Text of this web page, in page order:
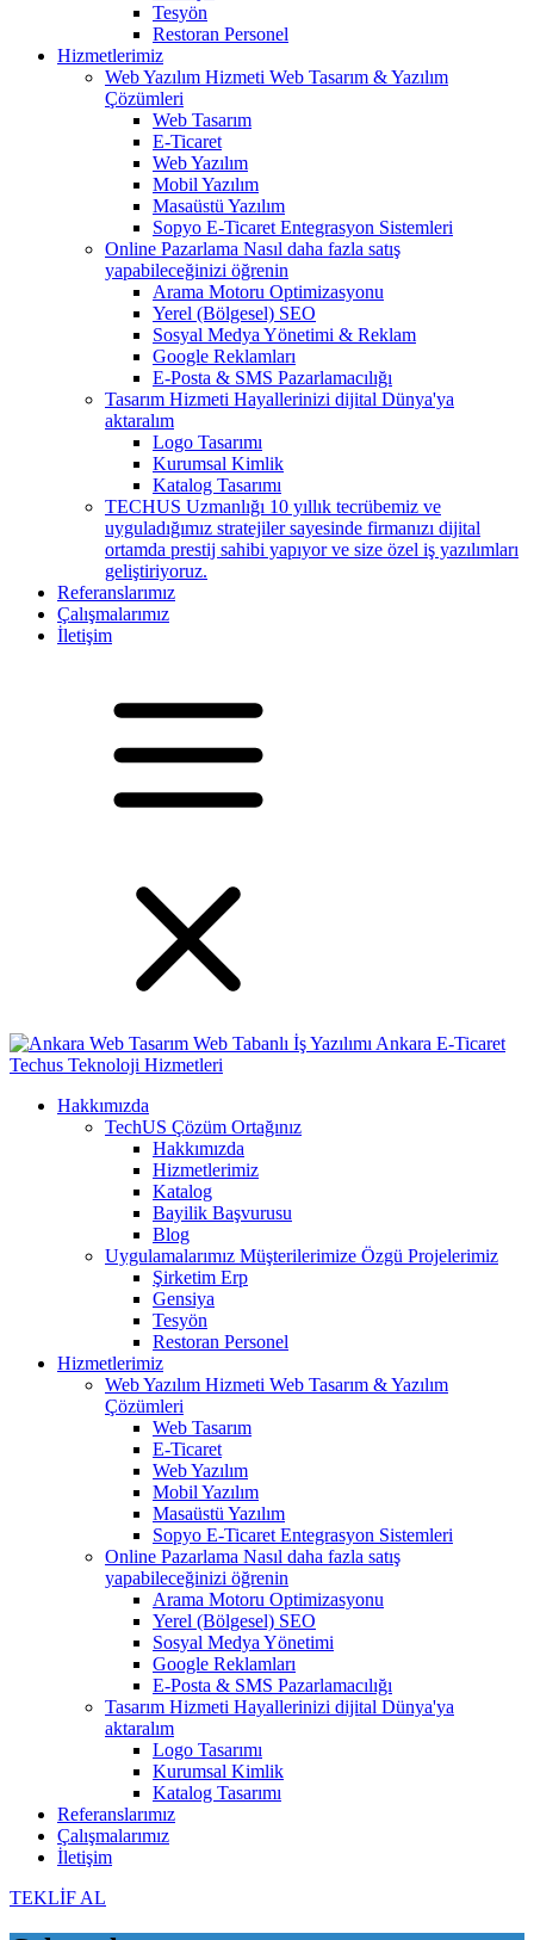
Tesyön
Restoran Personel
Hizmetlerimiz
Web Yazılım Hizmeti Web Tasarım & Yazılım
Çözümleri
Web Tasarım
E-Ticaret
Web Yazılım
Mobil Yazılım
Masaüstü Yazılım
Sopyo E-Ticaret Entegrasyon Sistemleri
Online Pazarlama Nasıl daha fazla satış
yapabileceğinizi öğrenin
Arama Motoru Optimizasyonu
Yerel (Bölgesel) SEO
Sosyal Medya Yönetimi & Reklam
Google Reklamları
E-Posta & SMS Pazarlamacılığı
Tasarım Hizmeti Hayallerinizi dijital Dünya'ya
aktaralım
Logo Tasarımı
Kurumsal Kimlik
Katalog Tasarımı
TECHUS Uzmanlığı 10 yıllık tecrübemiz ve
uyguladığımız stratejiler sayesinde firmanızı dijital
ortamda prestij sahibi yapıyor ve size özel iş yazılımları
geliştiriyoruz.
Referanslarımız
Çalışmalarımız
İletişim
Hakkımızda
TechUS Çözüm Ortağınız
Hakkımızda
Hizmetlerimiz
Katalog
Bayilik Başvurusu
Blog
Uygulamalarımız Müşterilerimize Özgü Projelerimiz
Şirketim Erp
Gensiya
Tesyön
Restoran Personel
Hizmetlerimiz
Web Yazılım Hizmeti Web Tasarım & Yazılım
Çözümleri
Web Tasarım
E-Ticaret
Web Yazılım
Mobil Yazılım
Masaüstü Yazılım
Sopyo E-Ticaret Entegrasyon Sistemleri
Online Pazarlama Nasıl daha fazla satış
yapabileceğinizi öğrenin
Arama Motoru Optimizasyonu
Yerel (Bölgesel) SEO
Sosyal Medya Yönetimi
Google Reklamları
E-Posta & SMS Pazarlamacılığı
Tasarım Hizmeti Hayallerinizi dijital Dünya'ya
aktaralım
Logo Tasarımı
Kurumsal Kimlik
Katalog Tasarımı
Referanslarımız
Çalışmalarımız
İletişim
TEKLİF AL